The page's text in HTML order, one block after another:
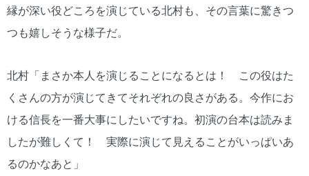
縁が深い役どころを演じている北村も、その言葉に驚きつ
つも嬉しそうな様子だ。
北村「まさか本人を演じることになるとは！ この役はた
くさんの方が演じてきてそれぞれの良さがある。今作にお
ける信長を一番大事にしたいですね。初演の台本は読みま
したが難しくて！ 実際に演じて見えることがいっぱいあ
るのかなあと」